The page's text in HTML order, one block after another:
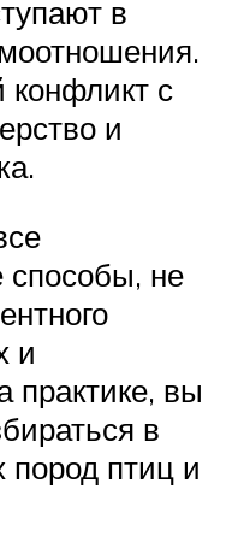
в
конфликт с
и
не
и
практике, вы
в
пород птиц и